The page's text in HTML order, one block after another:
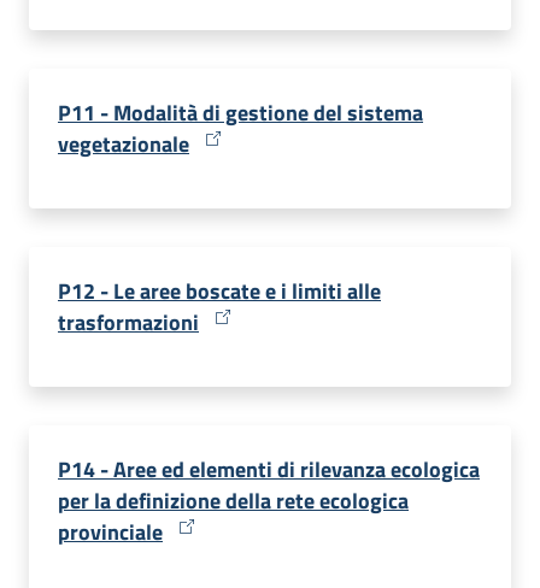
P11 - Modalità di gestione del sistema
vegetazionale
P12 - Le aree boscate e i limiti alle
trasformazioni
P14 - Aree ed elementi di rilevanza ecologica
per la definizione della rete ecologica
provinciale